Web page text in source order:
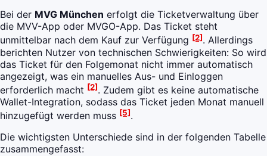
Bei der MVG München erfolgt die Ticketverwaltung über
die MVV-App oder MVGO-App. Das Ticket steht
unmittelbar nach dem Kauf zur Verfügung [2]. Allerdings
berichten Nutzer von technischen Schwierigkeiten: So wird
das Ticket für den Folgemonat nicht immer automatisch
angezeigt, was ein manuelles Aus- und Einloggen
erforderlich macht [2]. Zudem gibt es keine automatische
Wallet-Integration, sodass das Ticket jeden Monat manuell
hinzugefügt werden muss [5].
Die wichtigsten Unterschiede sind in der folgenden Tabelle
zusammengefasst: